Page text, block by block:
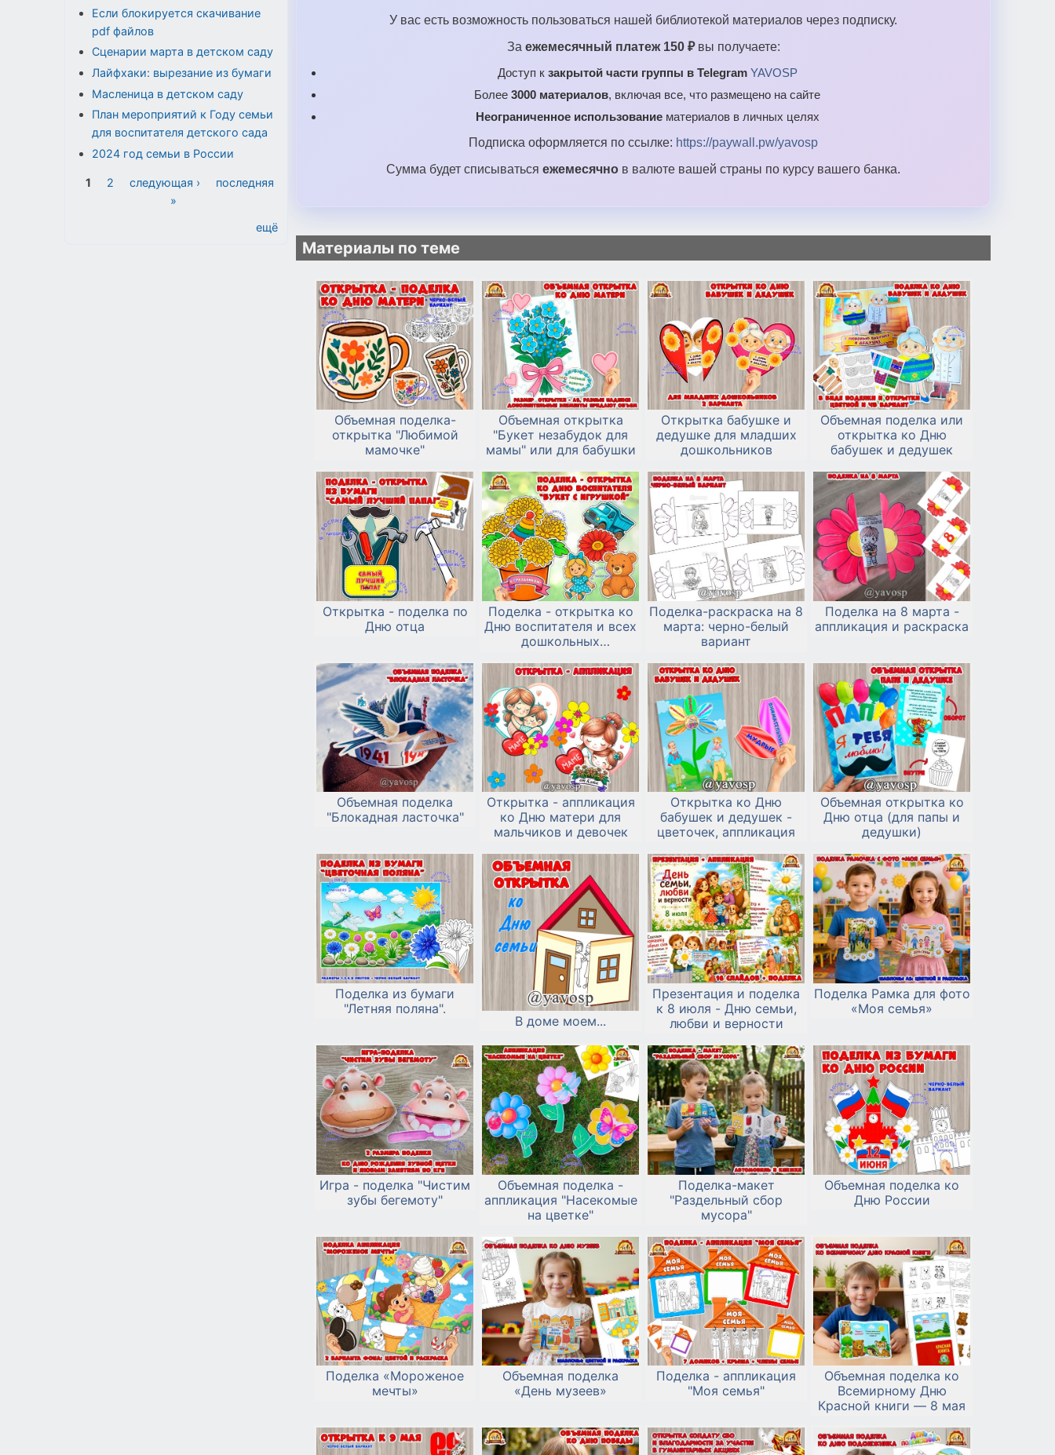
У вас есть возможность пользоваться нашей библиотекой материалов через подписку.
За ежемесячный платеж 150 ₽вы получаете:
Доступ к закрытой части группы в Telegram YAVOSP
Более 3000 материалов, включая все, что размещено на сайте
Неограниченное использованиематериалов в личных целях
Подписка оформляется по ссылке: https://paywall.pw/yavosp
Сумма будет списываться ежемесячно в валюте вашей страны по курсу вашего банка.
Материалы по теме
Объемная поделка-
открытка "Любимой
мамочке"
Объемная открытка
"Букет незабудок для
мамы" или для бабушки
Открытка бабушке и
дедушке для младших
дошкольников
Объемная поделка или
открытка ко Дню
бабушек и дедушек
Открытка - поделка по
Дню отца
Поделка - открытка ко
Дню воспитателя и всех
дошкольных
Поделка-раскраска на 8
марта: черно-белый
вариант
Поделка на 8 марта -
аппликация и раскраска
Объемная поделка
"Блокадная ласточка"
Открытка - аппликация
ко Дню матери для
мальчиков и девочек
Открытка ко Дню
бабушек и дедушек -
цветочек, аппликация
Объемная открытка ко
Дню отца (для папы и
дедушки)
Поделка из бумаги
"Летняя поляна".
В доме моем...
Презентация и поделка
к 8 июля - Дню семьи,
любви и верности
Поделка Рамка для фото
«Моя семья»
Игра - поделка "Чистим
зубы бегемоту"
Объемная поделка -
аппликация "Насекомые
на цветке"
Поделка-макет
"Раздельный сбор
мусора"
Объемная поделка ко
Дню России
Поделка «Мороженое
мечты»
Объемная поделка
«День музеев»
Поделка - аппликация
"Моя семья"
Объемная поделка ко
Всемирному Дню
Красной книги — 8 мая
Если блокируется скачивание
pdf файлов
Сценарии марта в детском саду
Лайфхаки: вырезание из бумаги
Масленица в детском саду
План мероприятий к Году семьи
для воспитателя детского сада
2024 год семьи в России
Страницы
1 2 следующая ›
последняя
»
ещё